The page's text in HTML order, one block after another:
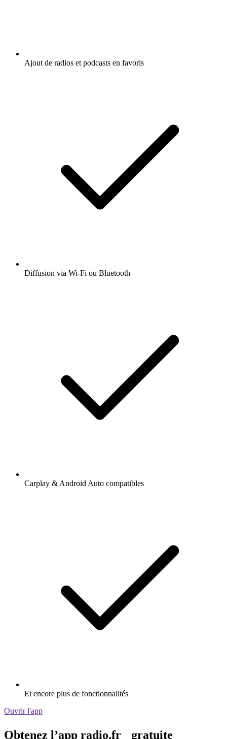
Ajout de radios et podcasts en favoris
Diffusion via Wi-Fi ou Bluetooth
Carplay & Android Auto compatibles
Et encore plus de fonctionnalités
Ouvrir l'app
Obtenez l’app radio.fr gratuite